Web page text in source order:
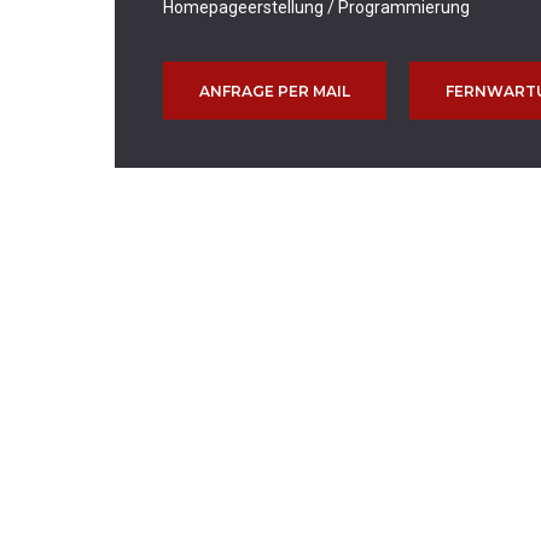
Homepageerstellung / Programmierung
ANFRAGE PER MAIL